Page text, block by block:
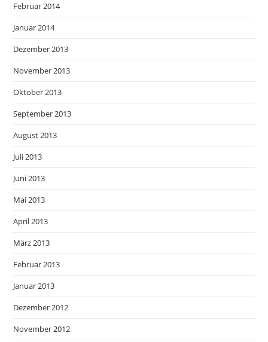
Februar 2014
Januar 2014
Dezember 2013
November 2013
Oktober 2013
September 2013
August 2013
Juli 2013
Juni 2013
Mai 2013
April 2013
März 2013
Februar 2013
Januar 2013
Dezember 2012
November 2012